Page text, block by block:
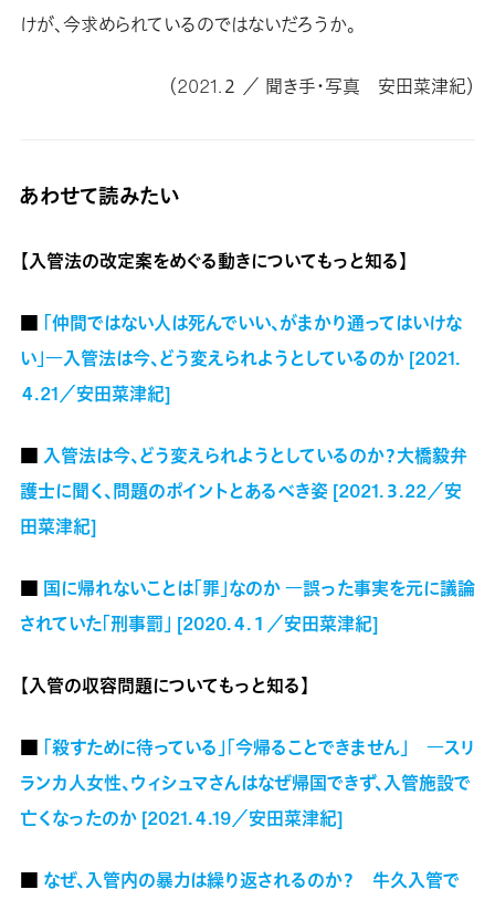
けが、今求められているのではないだろうか。
（2021.２ ／ 聞き手・写真 安田菜津紀）
あわせて読みたい
【入管法の改定案をめぐる動きについてもっと知る】
■ 「仲間ではない人は死んでいい、がまかり通ってはいけな
い」―入管法は今、どう変えられようとしているのか [2021.
４.21／安田菜津紀]
■ 入管法は今、どう変えられようとしているのか？大橋毅弁
護士に聞く、問題のポイントとあるべき姿 [2021.３.22／安
田菜津紀]
■ 国に帰れないことは「罪」なのか ―誤った事実を元に議論
されていた「刑事罰」 [2020.４.１／安田菜津紀]
【入管の収容問題についてもっと知る】
■ 「殺すために待っている」「今帰ることできません」 ―スリ
ランカ人女性、ウィシュマさんはなぜ帰国できず、入管施設で
亡くなったのか [2021.４.19／安田菜津紀]
■ なぜ、入管内の暴力は繰り返されるのか？ 牛久入管で